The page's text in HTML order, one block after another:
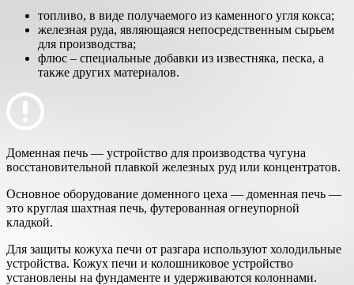
топливо, в виде получаемого из каменного угля кокса;
железная руда, являющаяся непосредственным сырьем
для производства;
флюс – специальные добавки из известняка, песка, а
также других материалов.
Доменная печь — устройство для производства чугуна
восстановительной плавкой железных руд или концентратов.
Основное оборудование доменного цеха — доменная печь —
это круглая шахтная печь, футерованная огнеупорной
кладкой.
Для защиты кожуха печи от разгара используют холодильные
устройства. Кожух печи и колошниковое устройство
установлены на фундаменте и удерживаются колоннами.